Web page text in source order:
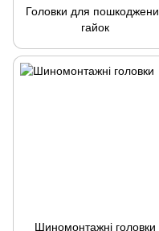
Головки для
гайок
Шиномонтажні головки